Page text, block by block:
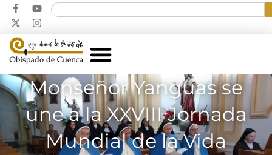
Monseñor Yanguas se
une a la XXVIII Jornada
Mundial de la Vida